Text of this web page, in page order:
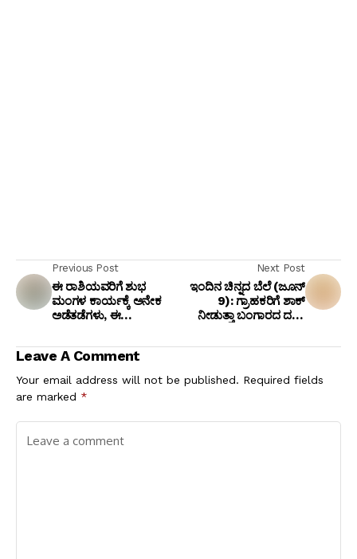
Previous Post
ಈ ರಾಶಿಯವರಿಗೆ ಶುಭ
ಮಂಗಳ ಕಾರ್ಯಕ್ಕೆ ಅನೇಕ
ಅಡೆತಡೆಗಳು, ಈ
ಒಳಸಂಚು ಅಧಿಕ
Next Post
ಇಂದಿನ ಚಿನ್ನದ ಬೆಲೆ (ಜೂನ್
9): ಗ್ರಾಹಕರಿಗೆ ಶಾಕ್
ನೀಡುತ್ತಾ ಬಂಗಾರದ ದರ?
ಹೀಗಿದೆ
Leave A Comment
Your email address will not be published. Required fields
are marked *